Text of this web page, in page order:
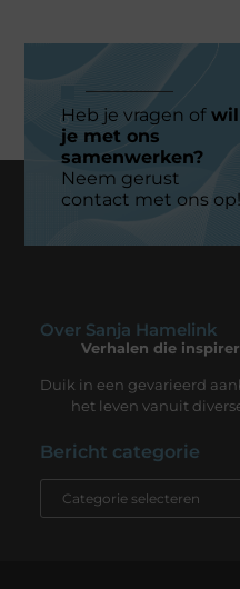
Heb je vragen ofwil
je met ons
samenwerken?
Neem gerust
contact met ons op!
Over Sanja Hamelink
Verhalen die
Duik in een gevarieerd
het leven vanuit
Bericht categorie